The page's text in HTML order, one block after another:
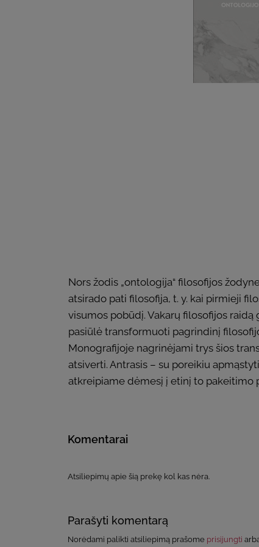
Nors žodis „ontologija“ filosofijos
atsirado pati filosofija, t. y. kai pirmieji
visumos pobūdį. Vakarų filosofijos
pasiūlė transformuoti pagrindinį
Monografijoje nagrinėjami trys šios
atsiverti. Antrasis – su poreikiu
atkreipiame dėmesį į etinį to pakeitimo
Komentarai
Atsiliepimų apie šią prekę kol kas nėra.
Parašyti komentarą
Norėdami palikti atsiliepimą prašome prisijungti